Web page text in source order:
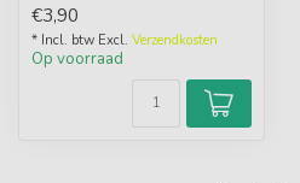
€3,90
* Incl. btw Excl. Verzendkosten
Op voorraad